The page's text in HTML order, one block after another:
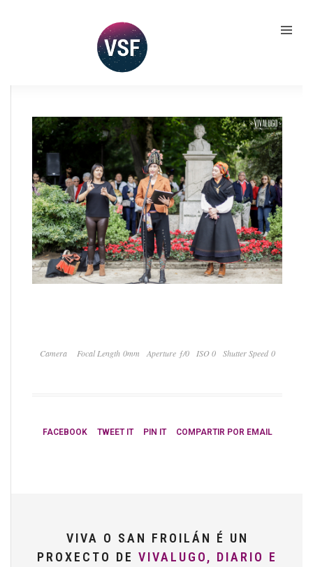
Camera Focal Length 0mm Aperture ƒ/0 ISO 0 Shutter Speed 0
FACEBOOK TWEET IT PIN IT COMPARTIR POR EMAIL
VIVA O SAN FROILÁN É UN
PROXECTO DE VIVALUGO, DIARIO E